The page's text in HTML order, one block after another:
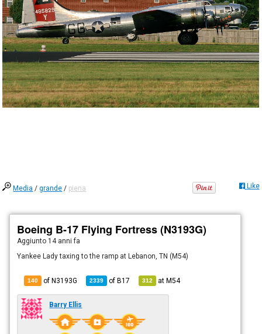
Media /grande / piena Like
Boeing B-17 Flying Fortress (N3193G)
Aggiunto 14 anni fa
Yankee Lady taxing to the ramp at Lebanon, TN (M54)
140 of N3193G 2339 ofB17 312 atM54
Barry Ellis